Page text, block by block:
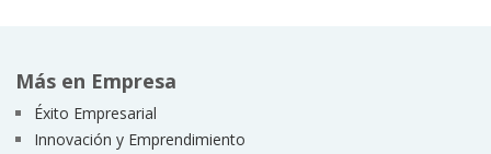
Más en Empresa
Éxito Empresarial
Innovación y Emprendimiento